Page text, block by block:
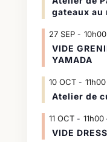
gateaux
27 SEP 10h00
VIDE
YAMADA
10 OCT 11h00
Atelier de
11 OCT 11h00
VIDE